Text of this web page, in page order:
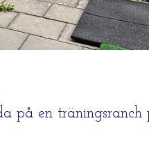
på en träningsranch